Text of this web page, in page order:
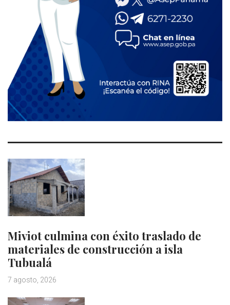
Miviot culmina con éxito traslado de
materiales de construcción a isla
Tubualá
7 agosto, 2026